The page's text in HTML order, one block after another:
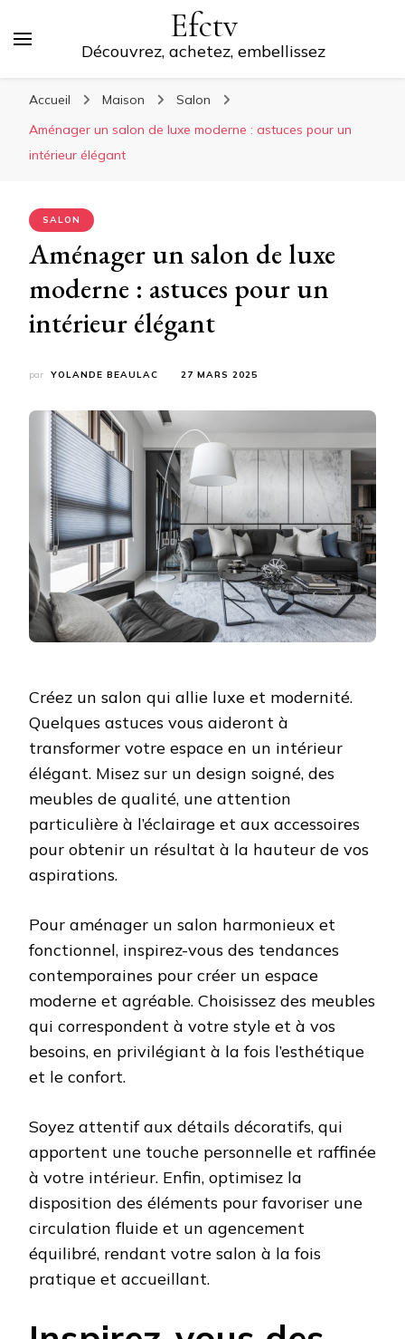
Efctv
Découvrez, achetez, embellissez
Accueil Maison
Salon
Aménager un salon de luxe moderne : astuces pour un
intérieur élégant
SALON
Aménager un salon de luxe
moderne : astuces pour un
intérieur élégant
par YOLANDE BEAULAC 27 MARS 2025
Créez un salon qui allie luxe et modernité.
Quelques astuces vous aideront à
transformer votre espace en un intérieur
élégant. Misez sur un design soigné, des
meubles de qualité, une attention
particulière à l’éclairage et aux accessoires
pour obtenir un résultat à la hauteur de vos
aspirations.
Pour aménager un salon harmonieux et
fonctionnel, inspirez-vous des tendances
contemporaines pour créer un espace
moderne et agréable. Choisissez des meubles
qui correspondent à votre style et à vos
besoins, en privilégiant à la fois l’esthétique
et le confort.
Soyez attentif aux détails décoratifs, qui
apportent une touche personnelle et raffinée
à votre intérieur. Enfin, optimisez la
disposition des éléments pour favoriser une
circulation fluide et un agencement
équilibré, rendant votre salon à la fois
pratique et accueillant.